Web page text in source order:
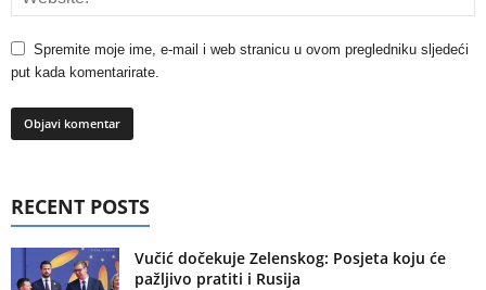
Spremite moje ime, e-mail i web stranicu u ovom pregledniku sljedeći
put kada komentarirate.
RECENT POSTS
Vučić dočekuje Zelenskog: Posjeta koju će
pažljivo pratiti i Rusija